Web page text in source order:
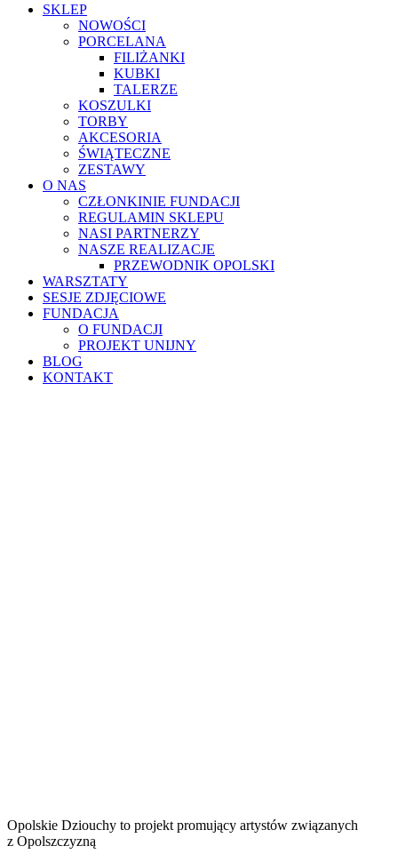
SKLEP
NOWOŚCI
PORCELANA
FILIŻANKI
KUBKI
TALERZE
KOSZULKI
TORBY
AKCESORIA
ŚWIĄTECZNE
ZESTAWY
O NAS
CZŁONKINIE FUNDACJI
REGULAMIN SKLEPU
NASI PARTNERZY
NASZE REALIZACJE
PRZEWODNIK OPOLSKI
WARSZTATY
SESJE ZDJĘCIOWE
FUNDACJA
O FUNDACJI
PROJEKT UNIJNY
BLOG
KONTAKT
Opolskie Dziouchy to projekt promujący artystów związanych
z Opolszczyzną